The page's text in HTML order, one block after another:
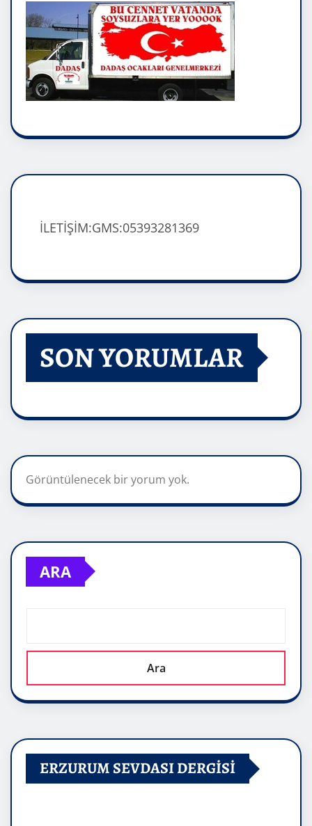
İLETİŞİM:GMS:05393281369
SON YORUMLAR
Görüntülenecek bir yorum yok.
ARA
Ara
ERZURUM SEVDASI DERGİSİ